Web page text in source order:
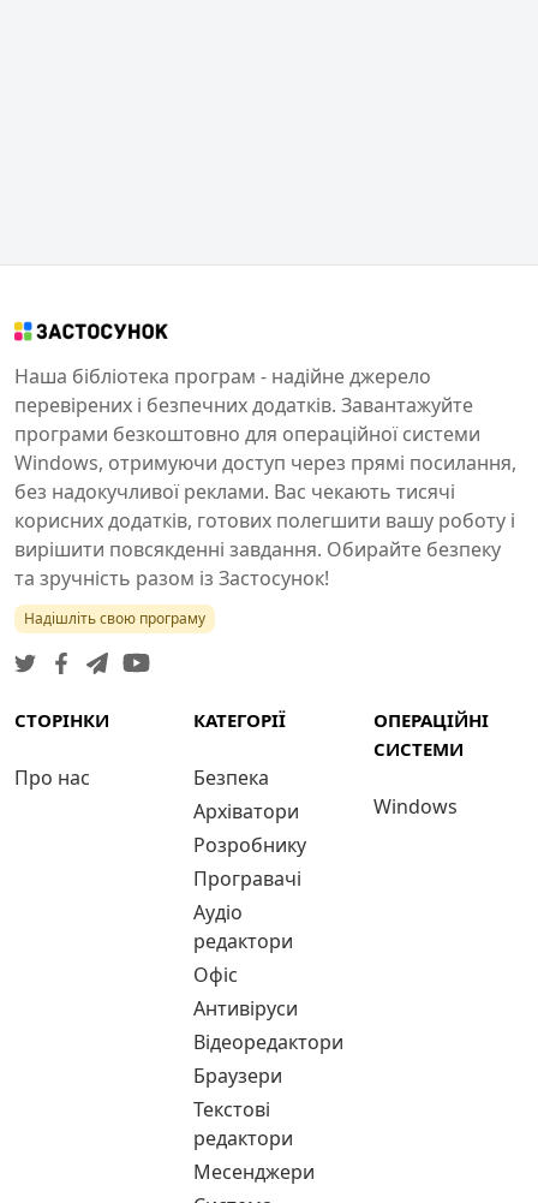
Наша бібліотека програм - надійне джерело
перевірених і безпечних додатків. Завантажуйте
програми безкоштовно для операційної системи
Windows, отримуючи доступ через прямі посилання,
без надокучливої реклами. Вас чекають тисячі
корисних додатків, готових полегшити вашу роботу і
вирішити повсякденні завдання. Обирайте безпеку
та зручність разом із Застосунок!
Надішліть свою програму
СТОРІНКИ
Про нас
КАТЕГОРІЇ
Безпека
Архіватори
Розробнику
Програвачі
Аудіо
редактори
Офіс
Антивіруси
Відеоредактори
Браузери
Текстові
редактори
Месенджери
ОПЕРАЦІЙНІ
СИСТЕМИ
Windows